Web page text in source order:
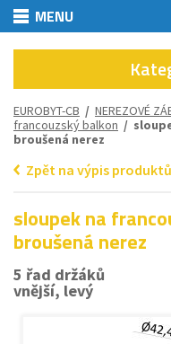
MENU
EUROBYT-CB / NEREZOVÉ
francouzský balkon /
broušená nerez
Zpět na výpis produktů
sloupek na
broušená nerez
5 řad držáků
vnější, levý